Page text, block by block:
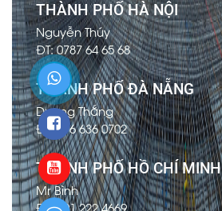
THÀNH PHỐ HÀ NỘI
Nguyễn Thúy
ĐT: 0787 64 65 68
THÀNH PHỐ ĐÀ NẴNG
Dương Thắng
ĐT: 096 636 0702
THÀNH PHỐ HỒ CHÍ MINH
Mr Bình
ĐT: 091 222 4669